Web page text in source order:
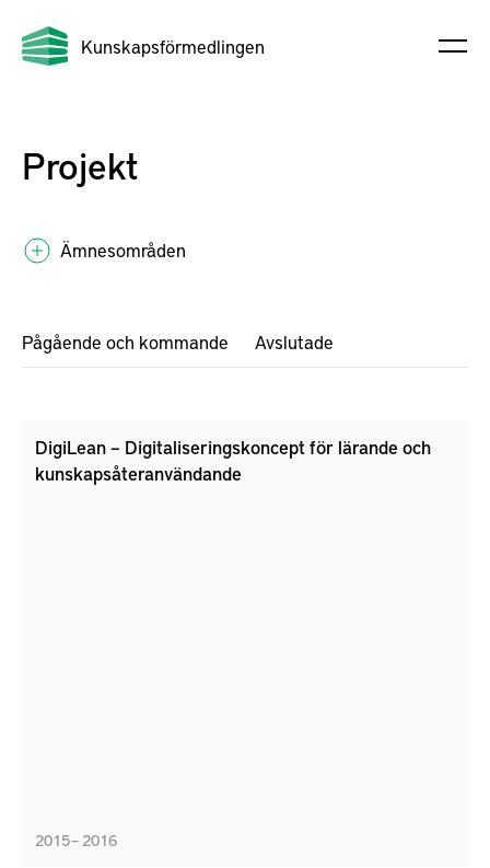
Kunskapsförmedlingen
Projekt
Ämnesområden
Pågående och kommande Avslutade
DigiLean – Digitaliseringskoncept för lärande och
kunskapsåteranvändande
2015 – 2016